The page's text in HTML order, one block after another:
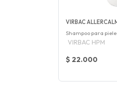
VIRBAC
Shampoo para
VIRBAC HPM
$ 22.000